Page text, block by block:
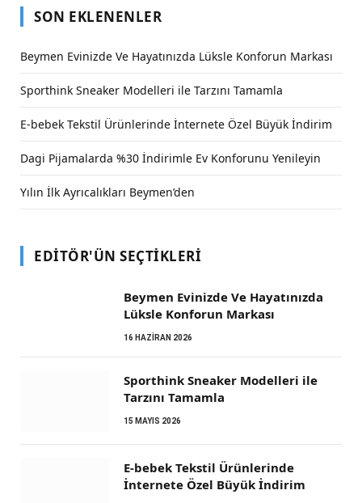
SON EKLENENLER
Beymen Evinizde Ve Hayatınızda Lüksle Konforun Markası
Sporthink Sneaker Modelleri ile Tarzını Tamamla
E-bebek Tekstil Ürünlerinde İnternete Özel Büyük İndirim
Dagi Pijamalarda %30 İndirimle Ev Konforunu Yenileyin
Yılın İlk Ayrıcalıkları Beymen’den
EDITÖR'ÜN SEÇTIKLERI
Beymen Evinizde Ve Hayatınızda
Lüksle Konforun Markası
16 HAZIRAN 2026
Sporthink Sneaker Modelleri ile
Tarzını Tamamla
15 MAYIS 2026
E-bebek Tekstil Ürünlerinde
İnternete Özel Büyük İndirim